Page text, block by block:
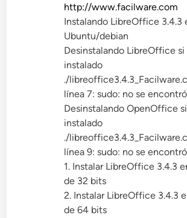
http://www.facilware.com
Instalando LibreOffice 3.4.3
Ubuntu/debian
Desinstalando LibreOffice si
instalado
./
línea 7: sudo: no se
Desinstalando OpenOffice
instalado
./
línea 9: sudo: no se
1. Instalar LibreOffice 3.4.3
de 32 bits
2. Instalar LibreOffice 3.4.3
de 64 bits